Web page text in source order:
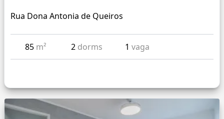
Rua Dona Antonia de Queiros
85 m² 2 dorms 1vaga